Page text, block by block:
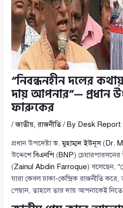
“নিবন্ধনহীন দলের
দায় আপনার”— প্রধান
ফারুকের
/জাতীয়,রাজনীতি/ By Desk Report
প্রধান উপদেষ্টাড. মুহাম্মদ ইউনূস( Dr.
উদ্দেশেবিএনপি (BNP) চেয়ারপারসনের
(Zainul Abdin Farroque) বলেছেন,
যারা কেবল ঢাকা-কেন্দ্রিক রাজনীতি
পেছান, তাহলে তার দায় আপনাকেই নিতে